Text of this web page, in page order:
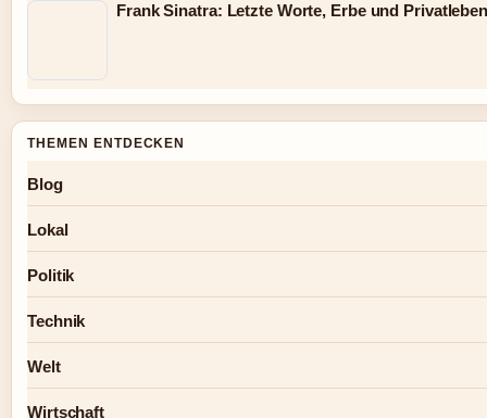
Frank Sinatra: Letzte Worte, Erbe und
THEMEN ENTDECKEN
Blog
Lokal
Politik
Technik
Welt
Wirtschaft